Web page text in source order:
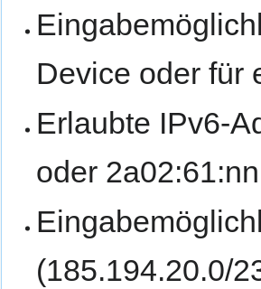
Device oder für
Erlaubte IPv6-
oder
(185.194.20.0/